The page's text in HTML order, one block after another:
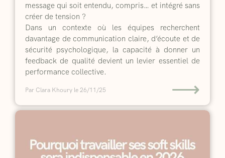
message qui soit entendu, compris… et intégré sans
créer de tension ?
Dans un contexte où les équipes recherchent
davantage de communication claire, d’écoute et de
sécurité psychologique, la capacité à donner un
feedback de qualité devient un levier essentiel de
performance collective.
Par Clara Khoury le 26/11/25 ⟶